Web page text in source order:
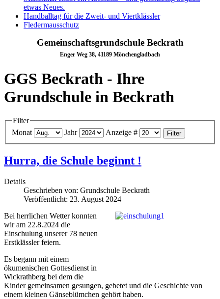
etwas Neues.
Handballtag für die Zweit- und Viertklässler
Fledermausschutz
Gemeinschaftsgrundschule Beckrath
Enger Weg 38, 41189 Mönchengladbach
GGS Beckrath - Ihre
Grundschule in Beckrath
Filter
Monat
Jahr Anzeige # Filter
Hurra, die Schule beginnt !
Details
Geschrieben von: Grundschule Beckrath
Veröffentlicht: 23. August 2024
Bei herrlichen Wetter konnten
wir am 22.8.2024 die
Einschulung unserer 78 neuen
Erstklässler feiern.
Es begann mit einem
ökumenischen Gottesdienst in
Wickrathberg bei dem die
Kinder gemeinsamen gesungen, gebetet und die Geschichte von
einem kleinen Gänseblümchen gehört haben.